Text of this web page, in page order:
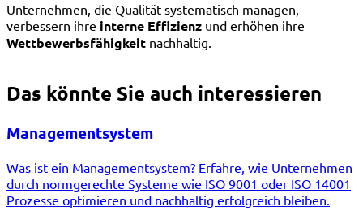
Unternehmen, die Qualität systematisch managen,
verbessern ihre interne Effizienz und erhöhen ihre
Wettbewerbsfähigkeit nachhaltig.
Das könnte Sie auch interessieren
Managementsystem
Was ist ein Managementsystem? Erfahre, wie Unternehmen
durch normgerechte Systeme wie ISO 9001 oder ISO 14001
Prozesse optimieren und nachhaltig erfolgreich bleiben.